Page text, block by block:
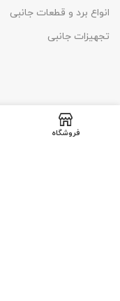
انواع برد و قطعات جانبی
تجهیزات جانبی
فروشگاه